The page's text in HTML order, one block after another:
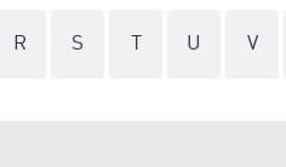
R S U V